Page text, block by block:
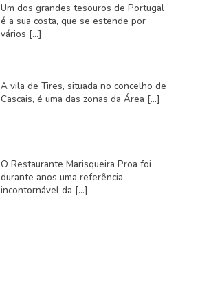
Um dos grandes tesouros de Portugal
é a sua costa, que se estende por
vários […]
A vila de Tires, situada no concelho de
Cascais, é uma das zonas da Área […]
O Restaurante Marisqueira Proa foi
durante anos uma referência
incontornável da […]